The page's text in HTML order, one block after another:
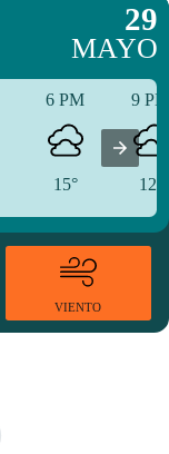
29
MAYO
6 PM
15°
9
12°
VIENTO